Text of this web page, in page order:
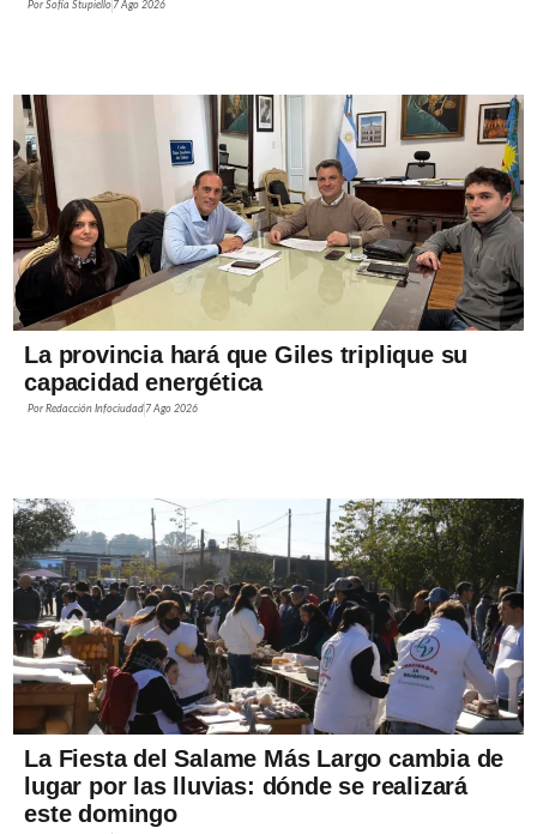
PorSofía Stupiello 7 Ago 2026
La provincia hará que Giles triplique su
capacidad energética
PorRedacción Infociudad 7 Ago 2026
La Fiesta del Salame Más Largo cambia de
lugar por las lluvias: dónde se realizará
este domingo